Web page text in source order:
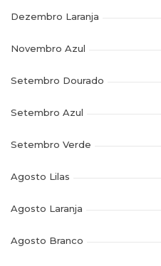
Dezembro Laranja
Novembro Azul
Setembro Dourado
Setembro Azul
Setembro Verde
Agosto Lilas
Agosto Laranja
Agosto Branco